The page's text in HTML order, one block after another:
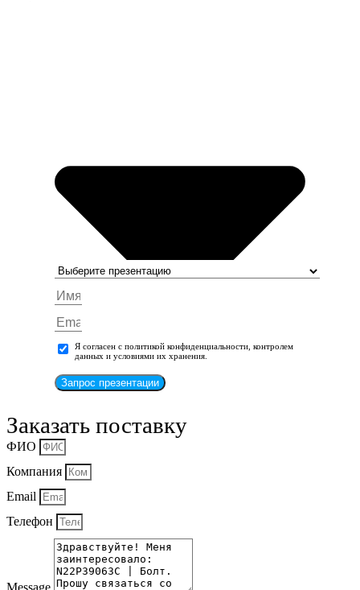
Я согласен с политикой конфиденциальности, контролем
данных и условиями их хранения.
Запрос презентации
Заказать поставку
ФИО
Компания
Email
Телефон
Message